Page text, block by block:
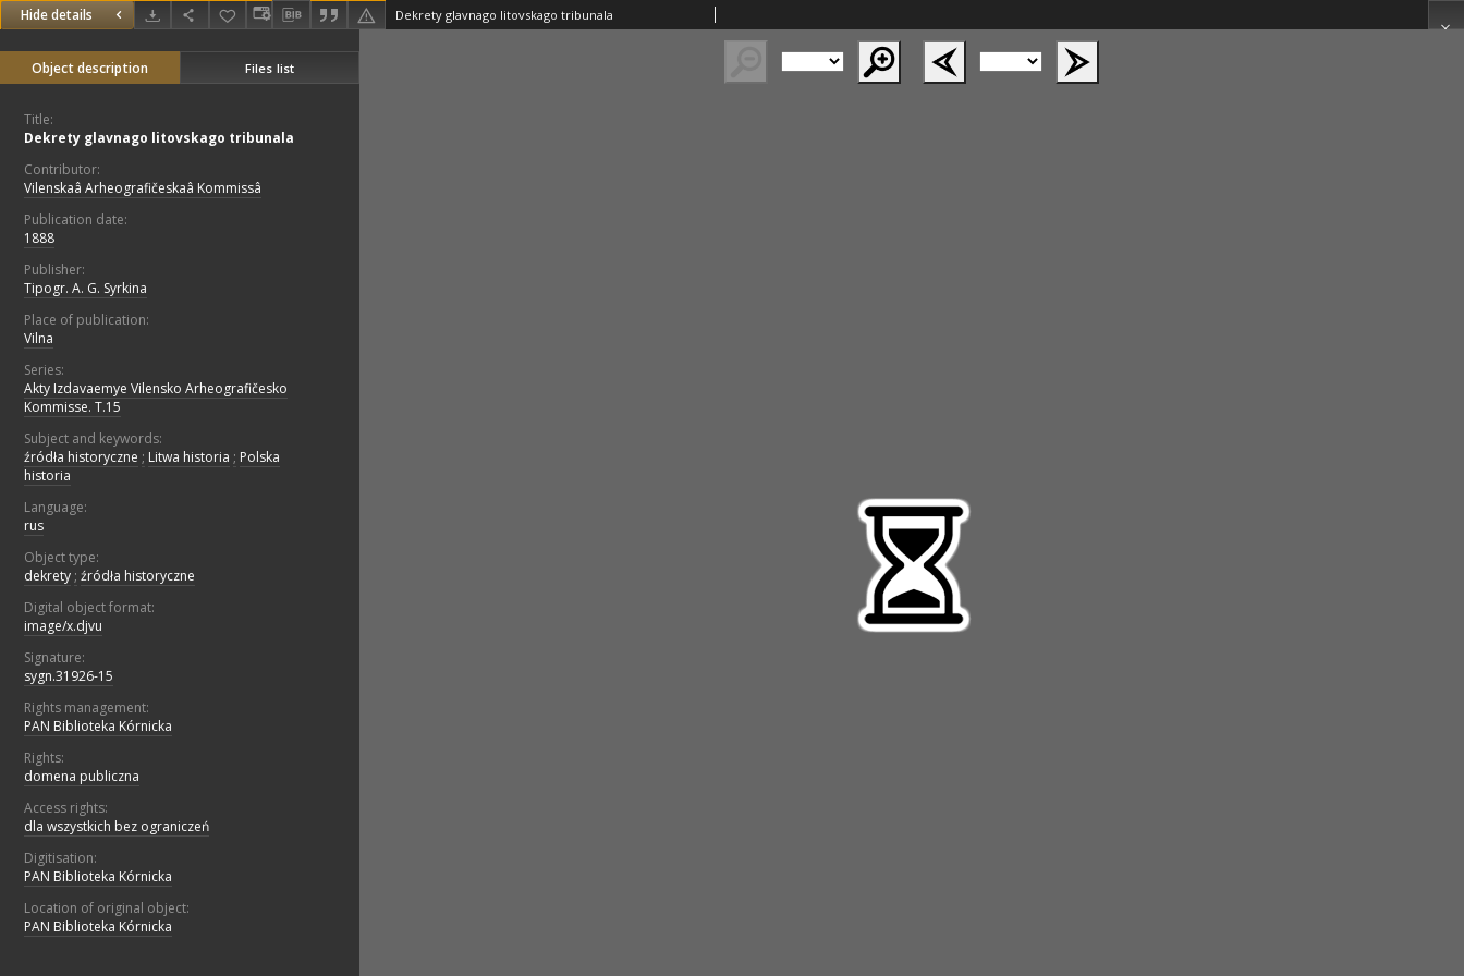
Hide details Dekrety glavnago litovskago tribunala
Object description Files list
Title:
Dekrety glavnago litovskago tribunala
Contributor:
Vilenskaâ Arheografičeskaâ Kommissâ
Publication date:
1888
Publisher:
Tipogr. A. G. Syrkina
Place of publication:
Vilna
Series:
Akty Izdavaemye Vilensko Arheografičesko
Kommisse. T.15
Subject and keywords:
źródła historyczne ; Litwa historia ; Polska
historia
Language:
rus
Object type:
dekrety ; źródła historyczne
Digital object format:
image/x.djvu
Signature:
sygn.31926-15
Rights management:
PAN Biblioteka Kórnicka
Rights:
domena publiczna
Access rights:
dla wszystkich bez ograniczeń
Digitisation:
PAN Biblioteka Kórnicka
Location of original object:
PAN Biblioteka Kórnicka